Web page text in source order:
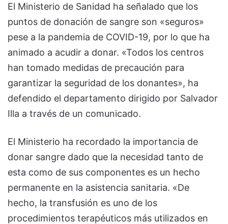
El Ministerio de Sanidad ha señalado que los
puntos de donación de sangre son «seguros»
pese a la pandemia de COVID-19, por lo que ha
animado a acudir a donar. «Todos los centros
han tomado medidas de precaución para
garantizar la seguridad de los donantes», ha
defendido el departamento dirigido por Salvador
Illa a través de un comunicado.
El Ministerio ha recordado la importancia de
donar sangre dado que la necesidad tanto de
esta como de sus componentes es un hecho
permanente en la asistencia sanitaria. «De
hecho, la transfusión es uno de los
procedimientos terapéuticos más utilizados en